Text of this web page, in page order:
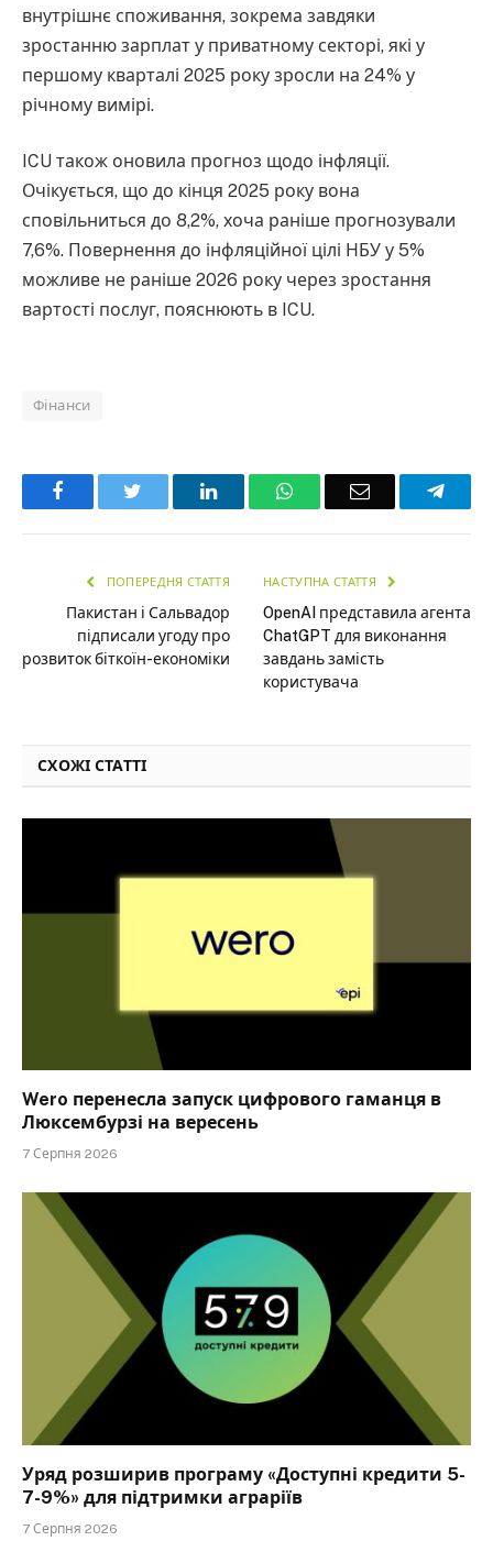
внутрішнє споживання, зокрема завдяки
зростанню зарплат у приватному секторі, які у
першому кварталі 2025 року зросли на 24% у
річному вимірі.
ICU також оновила прогноз щодо інфляції.
Очікується, що до кінця 2025 року вона
сповільниться до 8,2%, хоча раніше прогнозували
7,6%. Повернення до інфляційної цілі НБУ у 5%
можливе не раніше 2026 року через зростання
вартості послуг, пояснюють в ICU.
Фінанси
Facebook LinkedInWhatsAppEmail
ПОПЕРЕДНЯ СТАТТЯ
Пакистан і Сальвадор
підписали угоду про
розвиток біткоїн-економіки
НАСТУПНА СТАТТЯ
OpenAI представила агента
ChatGPT для виконання
завдань замість
користувача
СХОЖІ СТАТТІ
Wero перенесла запуск цифрового гаманця в
Люксембурзі на вересень
7 Серпня 2026
Уряд розширив програму «Доступні кредити 5-
7-9%» для підтримки аграріїв
7 Серпня 2026